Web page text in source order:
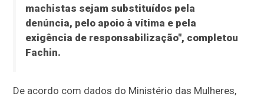
machistas sejam substituídos pela
denúncia, pelo apoio à vítima e pela
exigência de responsabilização", completou
Fachin.
De acordo com dados do Ministério das Mulheres,